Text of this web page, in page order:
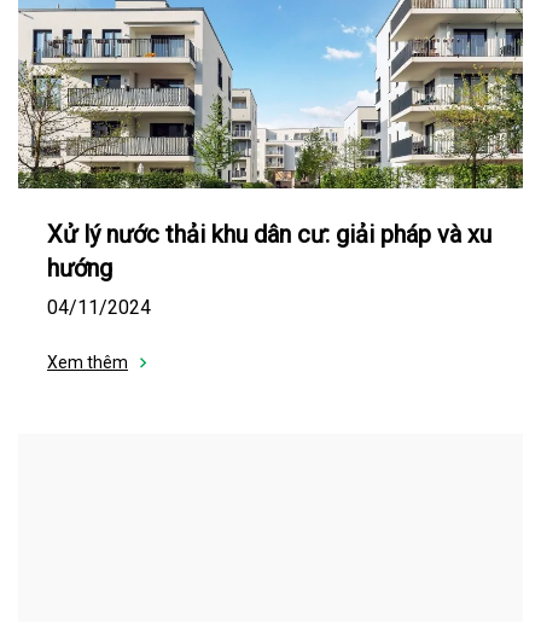
Xử lý nước thải khu dân cư: giải pháp và xu
hướng
04/11/2024
Xem thêm